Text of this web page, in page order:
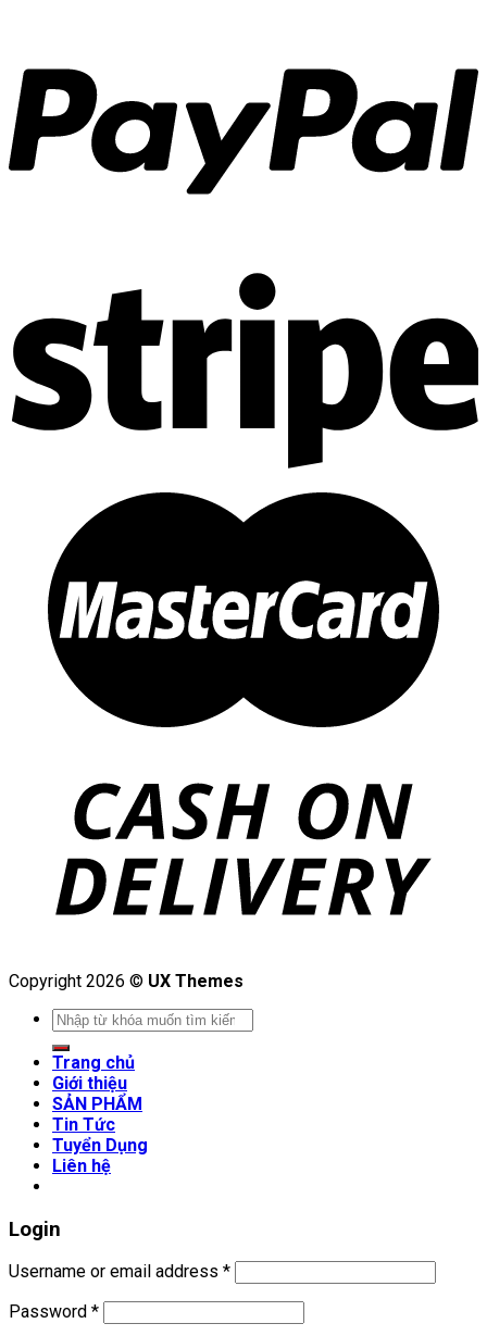
Copyright 2026 © UX Themes
Search
for:
Trang chủ
Giới thiệu
SẢN PHẨM
Tin Tức
Tuyển Dụng
Liên hệ
Login
Username or email address *
Password *